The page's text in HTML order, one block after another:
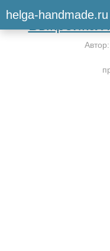
helga-handmade.ru
Выкройка
Автор: